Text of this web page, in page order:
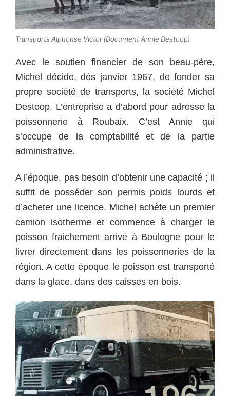
Transports Alphonse Victor (Document Annie Destoop)
Avec le soutien financier de son beau-père,
Michel décide, dès janvier 1967, de fonder sa
propre société de transports, la société Michel
Destoop. L’entreprise a d’abord pour adresse la
poissonnerie à Roubaix. C’est Annie qui
s’occupe de la comptabilité et de la partie
administrative.
A l’époque, pas besoin d’obtenir une capacité ; il
suffit de posséder son permis poids lourds et
d’acheter une licence. Michel achète un premier
camion isotherme et commence à charger le
poisson fraichement arrivé à Boulogne pour le
livrer directement dans les poissonneries de la
région. A cette époque le poisson est transporté
dans la glace, dans des caisses en bois.